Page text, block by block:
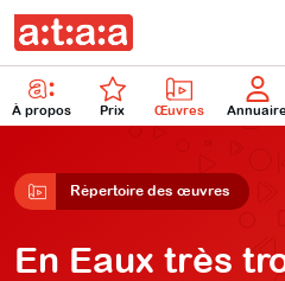
À propos Prix Œuvres Annuaire
Répertoire des œuvres
En Eaux très